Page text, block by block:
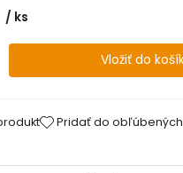
ks
Pridať do obľúbených